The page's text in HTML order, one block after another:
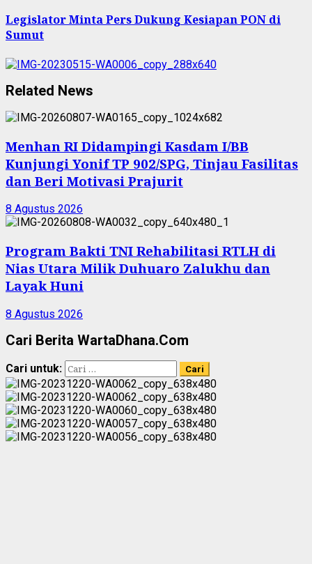
Legislator Minta Pers Dukung Kesiapan PON di
Sumut
Related News
Menhan RI Didampingi Kasdam I/BB
Kunjungi Yonif TP 902/SPG, Tinjau Fasilitas
dan Beri Motivasi Prajurit
8 Agustus 2026
Program Bakti TNI Rehabilitasi RTLH di
Nias Utara Milik Duhuaro Zalukhu dan
Layak Huni
8 Agustus 2026
Cari Berita WartaDhana.Com
Cari untuk: